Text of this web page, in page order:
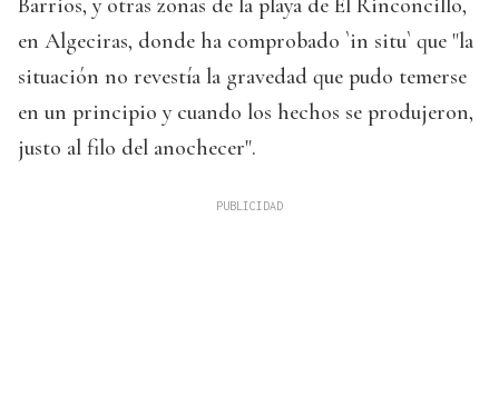
Barrios, y otras zonas de la playa de El Rinconcillo,
en Algeciras, donde ha comprobado `in situ` que "la
situación no revestía la gravedad que pudo temerse
en un principio y cuando los hechos se produjeron,
justo al filo del anochecer".